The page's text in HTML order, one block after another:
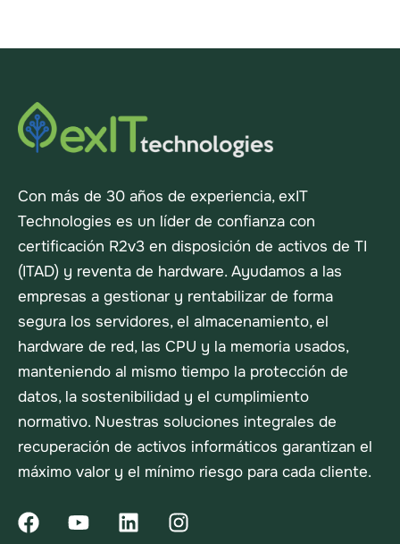
Con más de 30 años de experiencia, exIT
Technologies es un líder de confianza con
certificación R2v3 en disposición de activos de TI
(ITAD) y reventa de hardware. Ayudamos a las
empresas a gestionar y rentabilizar de forma
segura los servidores, el almacenamiento, el
hardware de red, las CPU y la memoria usados,
manteniendo al mismo tiempo la protección de
datos, la sostenibilidad y el cumplimiento
normativo. Nuestras soluciones integrales de
recuperación de activos informáticos garantizan el
máximo valor y el mínimo riesgo para cada cliente.